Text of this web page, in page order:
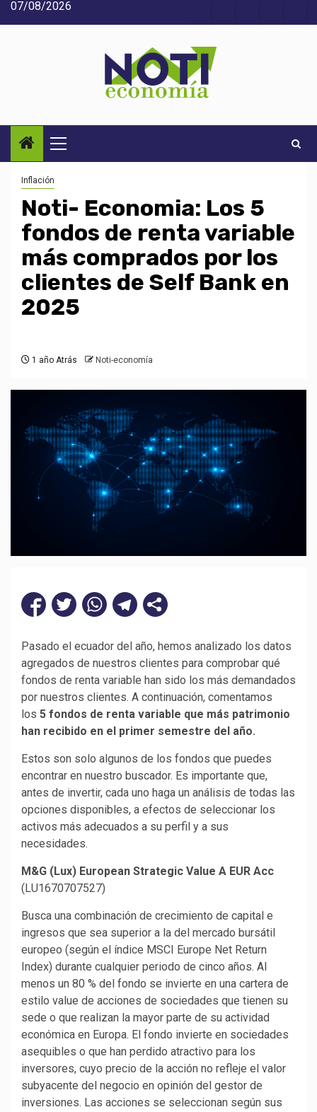
Saltar
al
07/08/2026
Noti-
economía
Menú
principal
Inflación
Noti- Economia: Los 5
fondos de renta variable
más comprados por los
clientes de Self Bank en
2025
1 año Atrás Noti-economía
Pasado el ecuador del año, hemos analizado los datos
agregados de nuestros clientes para comprobar qué
fondos de renta variable han sido los más demandados
por nuestros clientes. A continuación, comentamos
los 5 fondos de renta variable que más patrimonio
han recibido en el primer semestre del año.
Estos son solo algunos de los fondos que puedes
encontrar en nuestro buscador. Es importante que,
antes de invertir, cada uno haga un análisis de todas las
opciones disponibles, a efectos de seleccionar los
activos más adecuados a su perfil y a sus
necesidades.
M&G (Lux) European Strategic Value A EUR Acc
(LU1670707527)
Busca una combinación de crecimiento de capital e
ingresos que sea superior a la del mercado bursátil
europeo (según el índice MSCI Europe Net Return
Index) durante cualquier periodo de cinco años. Al
menos un 80 % del fondo se invierte en una cartera de
estilo value de acciones de sociedades que tienen su
sede o que realizan la mayor parte de su actividad
económica en Europa. El fondo invierte en sociedades
asequibles o que han perdido atractivo para los
inversores, cuyo precio de la acción no refleje el valor
subyacente del negocio en opinión del gestor de
inversiones. Las acciones se seleccionan según sus